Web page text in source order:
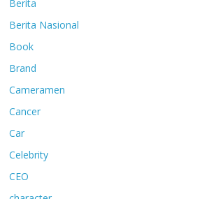
Berita
Berita Nasional
Book
Brand
Cameramen
Cancer
Car
Celebrity
CEO